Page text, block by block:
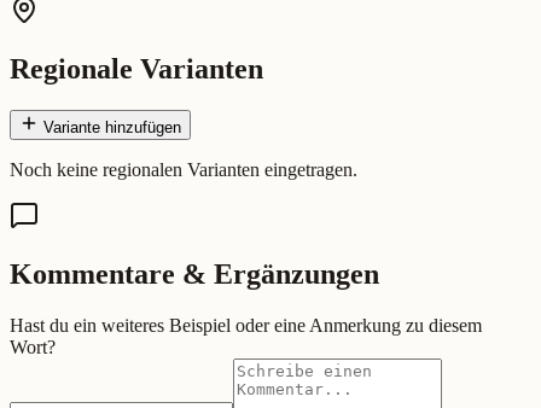
Regionale Varianten
Variante hinzufügen
Noch keine regionalen Varianten eingetragen.
Kommentare & Ergänzungen
Hast du ein weiteres Beispiel oder eine Anmerkung zu diesem
Wort?